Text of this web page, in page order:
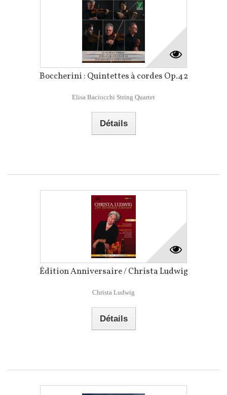
Boccherini : Quintettes à cordes Op.42
Elisa Baciocchi String Quartet
Détails
Édition Anniversaire / Christa Ludwig
Christa Ludwig
Détails